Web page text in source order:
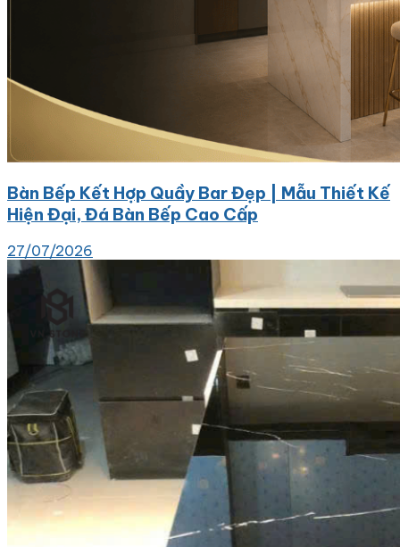
Bàn Bếp Kết Hợp Quầy Bar Đẹp | Mẫu Thiết Kế
Hiện Đại, Đá Bàn Bếp Cao Cấp
27/07/2026